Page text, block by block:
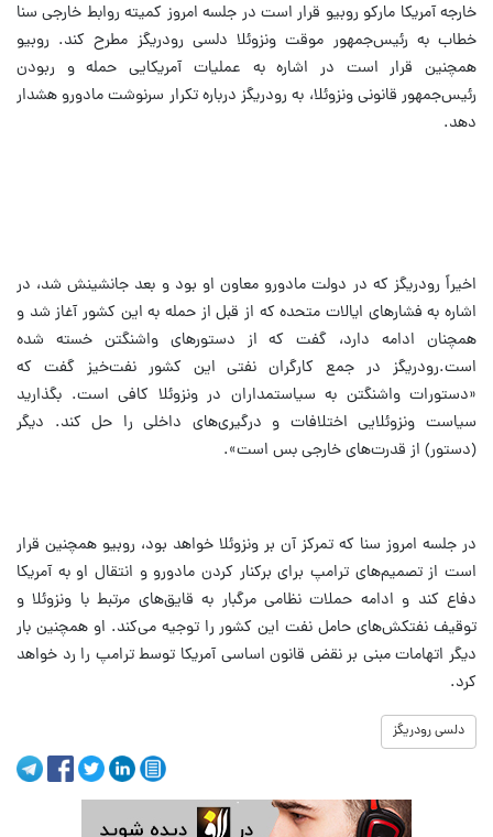
خارجه آمریکا مارکو روبیو قرار است در جلسه امروز کمیته روابط خارجی سنا
خطاب به رئیس‌جمهور موقت ونزوئلا دلسی رودریگز مطرح کند. روبیو
همچنین قرار است در اشاره به عملیات آمریکایی حمله و ربودن
رئیس‌جمهور قانونی ونزوئلا، به رودریگز درباره تکرار سرنوشت مادورو هشدار
دهد.
اخیراً رودریگز که در دولت مادورو معاون او بود و بعد جانشینش شد، در
اشاره به فشارهای ایالات متحده که از قبل از حمله به این کشور آغاز شد و
همچنان ادامه دارد، گفت که از دستورهای واشنگتن خسته شده
است.رودریگز در جمع کارگران نفتی این کشور نفت‌خیز گفت که
«دستورات واشنگتن به سیاستمداران در ونزوئلا کافی است. بگذارید
سیاست ونزوئلایی اختلافات و درگیری‌های داخلی را حل کند. دیگر
(دستور) از قدرت‌های خارجی بس است».
در جلسه‌ امروز سنا که تمرکز آن بر ونزوئلا خواهد بود، روبیو همچنین قرار
است از تصمیم‌های ترامپ برای برکنار کردن مادورو و انتقال او به آمریکا
دفاع کند و ادامه حملات نظامی مرگبار به قایق‌های مرتبط با ونزوئلا و
توقیف نفتکش‌های حامل نفت این کشور را توجیه می‌کند. او همچنین بار
دیگر اتهامات مبنی بر نقض قانون اساسی آمریکا توسط ترامپ را رد خواهد
کرد.
دلسی رودریگز